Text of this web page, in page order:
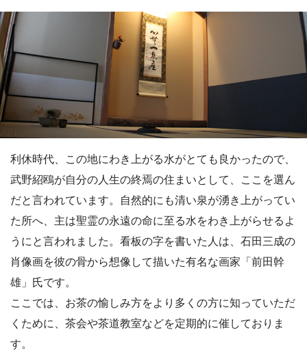
利休時代、この地にわき上がる水がとても良かったので、
武野紹鴎が自分の人生の終焉の住まいとして、ここを選ん
だと言われています。自然的にも清い泉が湧き上がってい
た所へ、主は聖霊の永遠の命に至る水をわき上がらせるよ
うにと言われました。看板の字を書いた人は、石田三成の
肖像画を彼の骨から想像して描いた有名な画家「前田幹
雄」氏です。
ここでは、お茶の愉しみ方をより多くの方に知っていただ
くために、茶会や茶道教室などを定期的に催しておりま
す。